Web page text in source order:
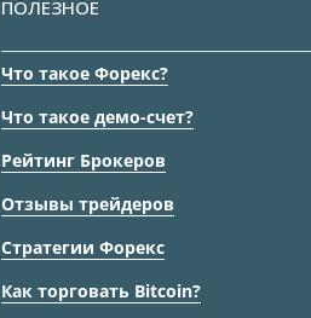
ПОЛЕЗНОЕ
Что такое Форекс?
Что такое демо-счет?
Рейтинг Брокеров
Отзывы трейдеров
Стратегии Форекс
Как торговать Bitcoin?